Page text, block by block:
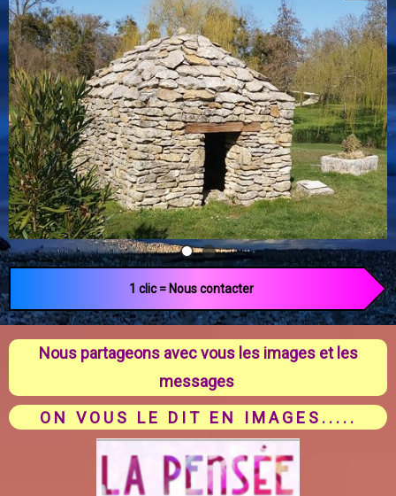
1 clic = Nous contacter
Nous partageons avec vous les images et les
messages
ON VOUS LE DIT EN IMAGES.....